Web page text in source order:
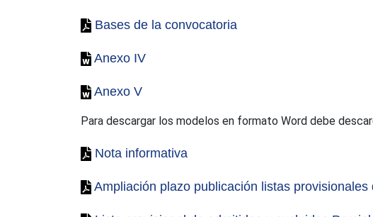
Bases de la convocatoria
Anexo IV
Anexo V
Para descargar los modelos en formato Word debe
Nota informativa
Ampliación plazo publicación listas